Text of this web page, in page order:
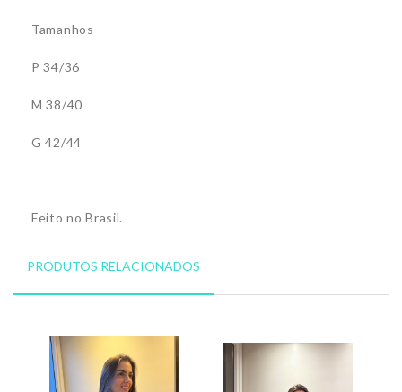
Tamanhos
P 34/36
M 38/40
G 42/44
Feito no Brasil.
PRODUTOS RELACIONADOS